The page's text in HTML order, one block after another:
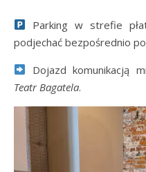
Parking w strefie
podjechać bezpośrednio
Dojazd komunikacją
Teatr Bagatela.